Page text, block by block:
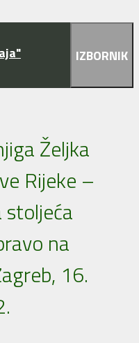
IZBORNIK
Željka
Rijeke –
na
16.